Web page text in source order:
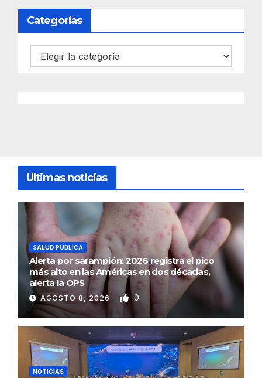
Categorías
Categorías
Ultimas noticias
SALUD PÚBLICA
Alerta por sarampión: 2026 registra el pico
más alto en las Américas en dos décadas,
alerta la OPS
AGOSTO 8, 2026 0
NOTICIAS